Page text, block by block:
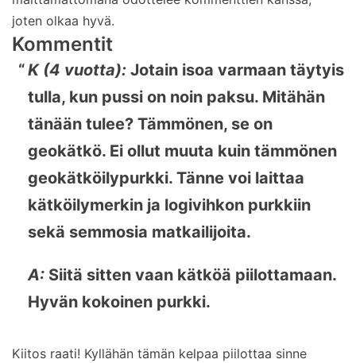
joten olkaa hyvä.
Kommentit
K (4 vuotta): Jotain isoa varmaan täytyis
tulla, kun pussi on noin paksu. Mitähän
tänään tulee? Tämmönen, se on
geokätkö. Ei ollut muuta kuin tämmönen
geokätköilypurkki. Tänne voi laittaa
kätköilymerkin ja logivihkon purkkiin
sekä semmosia matkailijoita.
A: Siitä sitten vaan kätköä piilottamaan.
Hyvän kokoinen purkki.
Kiitos raati! Kyllähän tämän kelpaa piilottaa sinne